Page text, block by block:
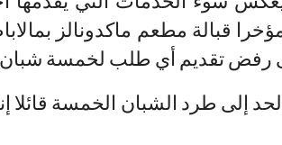
مؤخرا قبالة مطعم ماكدونالز
رفض تقديم أي طلب لخمسة
إلى طرد الشبان الخمسة قائلا